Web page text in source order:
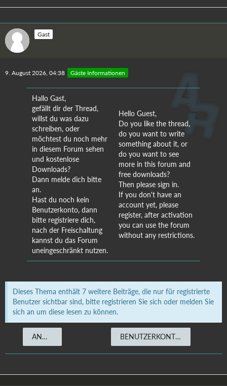
Gast
9. August 2026, 04:38 Gäste Informationen
Hallo Gast,
gefällt dir der Thread,
willst du was dazu
schreiben, oder
möchtest du noch mehr
in diesem Forum sehen
und kostenlose
Downloads?
Dann melde dich bitte
an.
Hast du noch kein
Benutzerkonto, dann
bitte registriere dich,
nach der Freischaltung
kannst du das Forum
uneingeschränkt nutzen.
Hello Guest,
Do you like the thread,
do you want to write
something about it, or
do you want to see
more in this forum and
free downloads?
Then please sign in.
If you don't have an
account yet, please
register, after activation
you can use the forum
without any restrictions.
Dieses Thema enthält 7 weitere Beiträge, die nur für registrierte
Benutzer sichtbar sind, bitte registrieren Sie sich oder melden Sie
sich an um diese lesen zu können.
ANMELDEN BENUTZERKONTO ERSTELLEN